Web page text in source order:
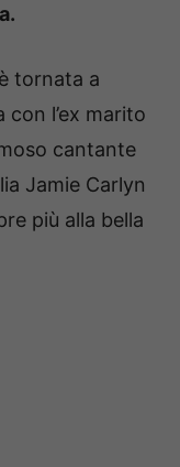
tornata a
l’ex marito
cantante
Jamie Carlyn
più alla bella